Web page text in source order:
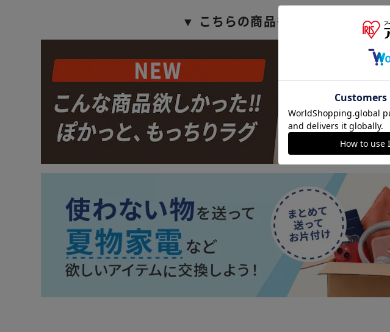
▼ こちらの商品もオススメ ▼
※ご確認ください